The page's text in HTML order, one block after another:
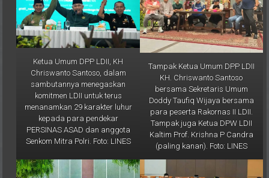
Ketua Umum DPP LDII, KH
Chriswanto Santoso, dalam
sambutannya menegaskan
komitmen LDII untuk terus
menanamkan 29 karakter luhur
kepada para pendekar
PERSINAS ASAD dan anggota
Senkom Mitra Polri. Foto: LINES
Tampak Ketua Umum DPP LDII
KH. Chriswanto Santoso
bersama Sekretaris Umum
Doddy Taufiq Wijaya bersama
para peserta Rakornas II LDII.
Tampak juga Ketua DPW LDII
Kaltim Prof. Krishna P Candra
(paling kanan). Foto: LINES